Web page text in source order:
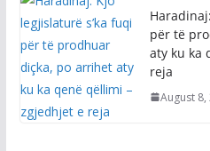
për të
aty ku ka
reja
August 8,